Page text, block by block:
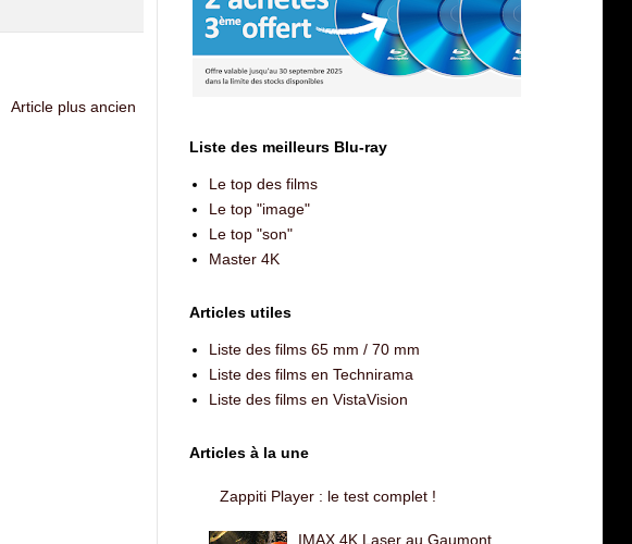
Article plus ancien
Liste des meilleurs Blu-ray
Le top des films
Le top "image"
Le top "son"
Master 4K
Articles utiles
Liste des films 65 mm / 70 mm
Liste des films en Technirama
Liste des films en VistaVision
Articles à la une
Zappiti Player : le test complet !
IMAX 4K Laser au Gaumont